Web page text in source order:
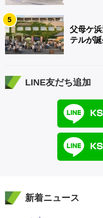
5
父母ケ
テルが
LINE友だち追加
新着ニュース